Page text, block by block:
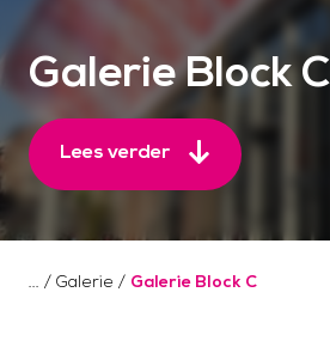
o
n
e
n
t
Galerie Block C
Lees verder
/ Galerie / Galerie Block C